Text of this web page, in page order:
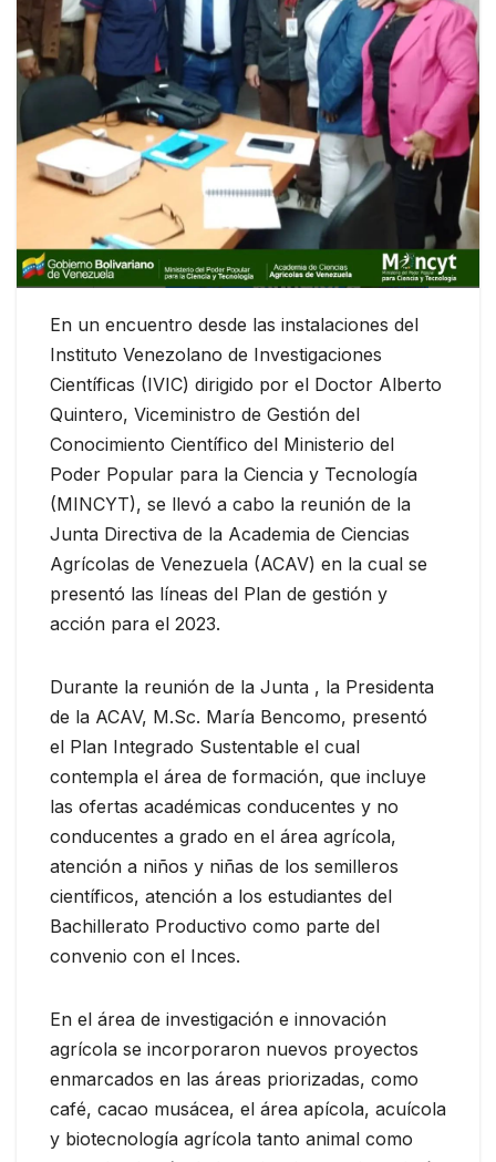
En un encuentro desde las instalaciones del
Instituto Venezolano de Investigaciones
Científicas (IVIC) dirigido por el Doctor Alberto
Quintero, Viceministro de Gestión del
Conocimiento Científico del Ministerio del
Poder Popular para la Ciencia y Tecnología
(MINCYT), se llevó a cabo la reunión de la
Junta Directiva de la Academia de Ciencias
Agrícolas de Venezuela (ACAV) en la cual se
presentó las líneas del Plan de gestión y
acción para el 2023.
Durante la reunión de la Junta , la Presidenta
de la ACAV, M.Sc. María Bencomo, presentó
el Plan Integrado Sustentable el cual
contempla el área de formación, que incluye
las ofertas académicas conducentes y no
conducentes a grado en el área agrícola,
atención a niños y niñas de los semilleros
científicos, atención a los estudiantes del
Bachillerato Productivo como parte del
convenio con el Inces.
En el área de investigación e innovación
agrícola se incorporaron nuevos proyectos
enmarcados en las áreas priorizadas, como
café, cacao musácea, el área apícola, acuícola
y biotecnología agrícola tanto animal como